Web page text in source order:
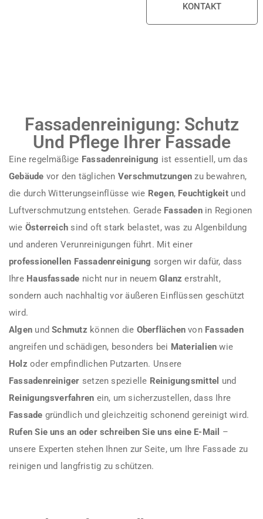
KONTAKT
Fassadenreinigung: Schutz
Und Pflege Ihrer Fassade
Eine regelmäßige Fassadenreinigung ist essentiell, um das
Gebäude vor den täglichen Verschmutzungen zu bewahren,
die durch Witterungseinflüsse wie Regen, Feuchtigkeitund
Luftverschmutzung entstehen. Gerade Fassadenin Regionen
wie Österreich sind oft stark belastet, was zu Algenbildung
und anderen Verunreinigungen führt. Mit einer
professionellen Fassadenreinigung sorgen wir dafür, dass
Ihre Hausfassade nicht nur in neuemGlanz erstrahlt,
sondern auch nachhaltig vor äußeren Einflüssen geschützt
wird.
Algen undSchmutz können die Oberflächen von Fassaden
angreifen und schädigen, besonders bei Materialien wie
Holz oder empfindlichen Putzarten. Unsere
Fassadenreiniger setzen spezielle Reinigungsmittel und
Reinigungsverfahren ein, um sicherzustellen, dass Ihre
Fassade gründlich und gleichzeitig schonend gereinigt wird.
Rufen Sie uns an oder schreiben Sie uns eine E-Mail
–
unsere Experten stehen Ihnen zur Seite, um Ihre Fassade zu
reinigen und langfristig zu schützen.